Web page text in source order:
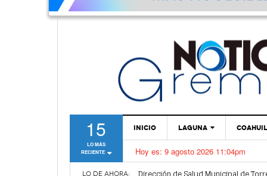
15
LO MÁS
RECIENTE
INICIO LAGUNA
TORREÓN
GÓMEZ PALACIO
Hoy es: 9 agosto 2026 11:04pm
LO DE AHORA: